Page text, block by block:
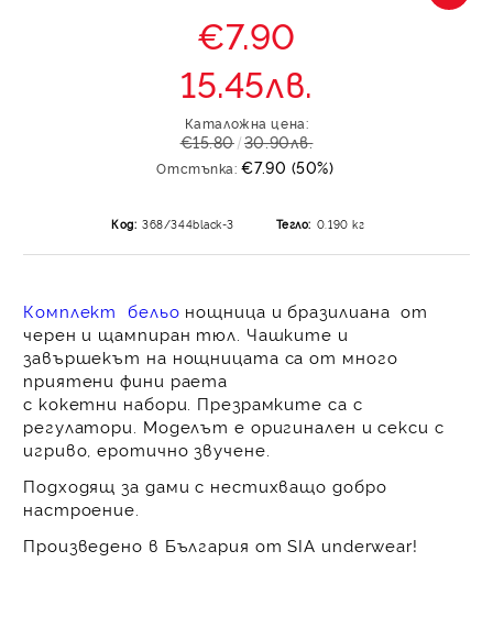
€7.90
15.45лв.
Каталожна цена:
€15.80 30.90лв.
Отстъпка: €7.90 (50%)
Код: 368/344black-3 Тегло: 0.190 кг
Комплект бельо нощница и бразилиана от
черен и щампиран тюл. Чашките и
завършекът на нощницата са от много
приятени фини раета
с кокетни набори. Презрамките са с
регулатори. Моделът е оригинален и секси с
игриво, еротично звучене.
Подходящ за дами с нестихващо добро
настроение.
Произведено в България от SIA underwear!